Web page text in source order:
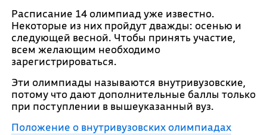
Расписание 14 олимпиад уже известно.
Некоторые из них пройдут дважды: осенью и
следующей весной. Чтобы принять участие,
всем желающим необходимо
зарегистрироваться.
Эти олимпиады называются внутривузовские,
потому что дают дополнительные баллы только
при поступлении в вышеуказанный вуз.
Положение о внутривузовских олимпиадах